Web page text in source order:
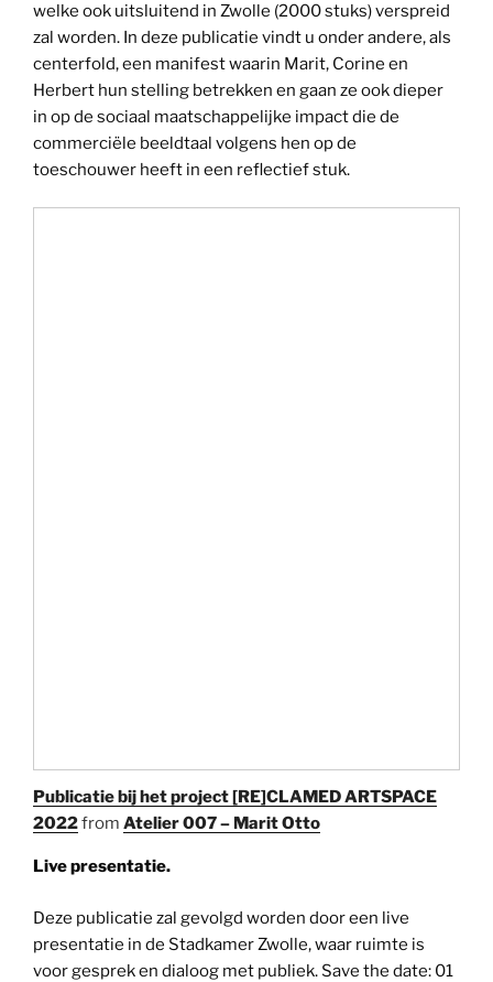
welke ook uitsluitend in Zwolle (2000 stuks) verspreid
zal worden. In deze publicatie vindt u onder andere, als
centerfold, een manifest waarin Marit, Corine en
Herbert hun stelling betrekken en gaan ze ook dieper
in op de sociaal maatschappelijke impact die de
commerciële beeldtaal volgens hen op de
toeschouwer heeft in een reflectief stuk.
Publicatie bij het project [RE]CLAMED ARTSPACE
2022from Atelier 007 – Marit Otto
Live presentatie.
Deze publicatie zal gevolgd worden door een live
presentatie in de Stadkamer Zwolle, waar ruimte is
voor gesprek en dialoog met publiek. Save the date: 01